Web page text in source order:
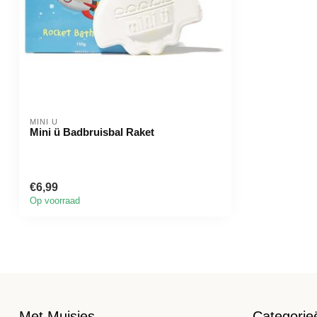
MINI Ü
Mini ü Badbruisbal Raket
€6,99
Op voorraad